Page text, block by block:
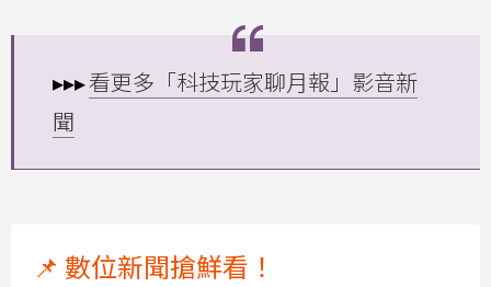
▸▸▸看更多「科技玩家聊月報」影音新
聞
📌 數位新聞搶鮮看！